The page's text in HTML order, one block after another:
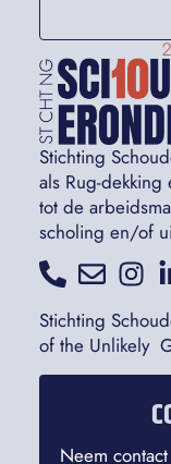
Stichting
als Rug-dekking
tot de
scholing en/of
Stichting
of the Unlikely
Neem